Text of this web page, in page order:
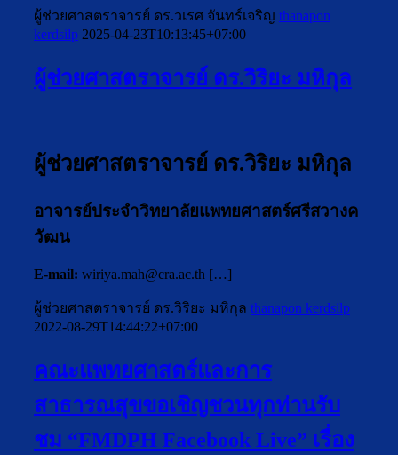
ผู้ช่วยศาสตราจารย์ ดร.วเรศ จันทร์เจริญ thanapon
kerdsilp 2025-04-23T10:13:45+07:00
ผู้ช่วยศาสตราจารย์ ดร.วิริยะ มหิกุล
ผู้ช่วยศาสตราจารย์ ดร.วิริยะ มหิกุล
อาจารย์ประจำวิทยาลัยแพทยศาสตร์ศรีสวางค
วัฒน
E-mail: wiriya.mah@cra.ac.th […]
ผู้ช่วยศาสตราจารย์ ดร.วิริยะ มหิกุล thanapon kerdsilp
2022-08-29T14:44:22+07:00
คณะแพทยศาสตร์และการ
สาธารณสุขขอเชิญชวนทุกท่านรับ
ชม “FMDPH Facebook Live” เรื่อง